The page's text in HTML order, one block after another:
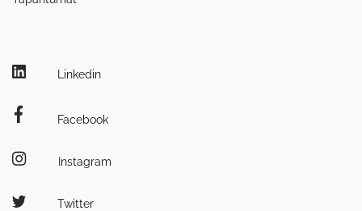
Linkedin
Facebook
Instagram
Twitter